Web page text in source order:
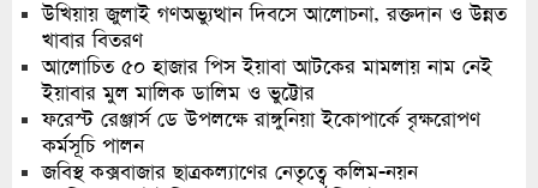
উখিয়ায় জুলাই গণঅভ্যুত্থান দিবসে আলোচনা, রক্তদান ও উন্নত
খাবার বিতরণ
আলোচিত ৫০ হাজার পিস ইয়াবা আটকের মামলায় নাম নেই
ইয়াবার মুল মালিক ডালিম ও ভুট্টোর
ফরেস্ট রেঞ্জার্স ডে উপলক্ষে রাঙ্গুনিয়া ইকোপার্কে বৃক্ষরোপণ
কর্মসূচি পালন
জবিস্থ কক্সবাজার ছাত্রকল্যাণের নেতৃত্বে কলিম-নয়ন